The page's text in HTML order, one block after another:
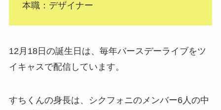
本職：デザイナー
12月18日の誕生日は、毎年バースデーライブをツ
イキャスで配信しています。
すちくんの身長は、シクフォニのメンバー6人の中